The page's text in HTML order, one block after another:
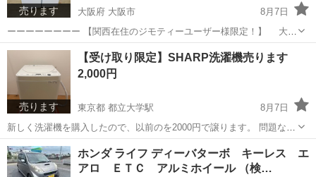
売ります 大阪府 大阪市
8月7日
ーーーーーーーー 【関西在住のジモティーユーザー様限定！】 大阪
在住の方は、配送設置、標準取付け無料🆓！ 階段のみの物件でも追
加料金はかかりません！ 兵庫、京都、滋賀、和歌山にお住まいの方
も 格安で配送可能です...
大阪 大阪市 キッチン家電
売ります
【受け取り限定】SHARP洗濯機売ります
2,000円
東京都 都立大学駅
8月7日
新しく洗濯機を購入したので、以前のを2000円で譲ります。 問題なく
稼働します ・全自動洗濯機 ホワイト系 ES-GE5E-W [洗濯5.5kg /上開
き /乾燥機能無] ・2021年物になります ・元値4万円ほどだった...
東京 目黒区 都立大学駅 生活家電 SHARP
ホンダ ライフ ディーバターボ キーレス エ
アロ ＥＴＣ アルミホイール （検…